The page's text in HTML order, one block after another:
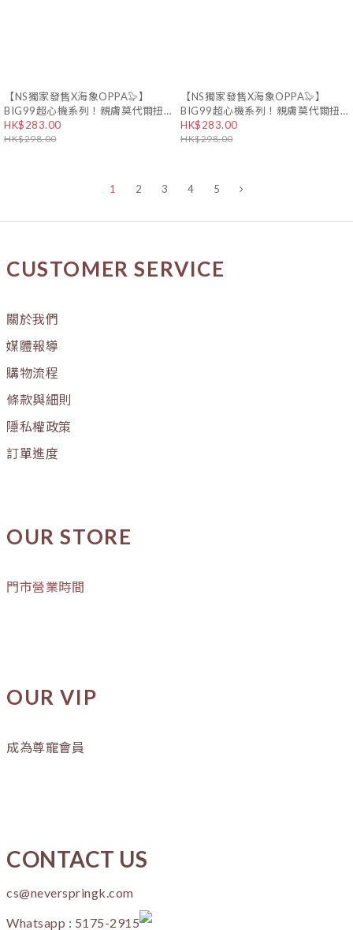
【NS獨家發售X海象OPPA🦭】
BIG99超心機系列！親膚莫代爾扭
扭薯條木耳袖上衣 (淡粉紅)
HK$283.00
HK$298.00
【NS獨家發售X海象OPPA🦭】
BIG99超心機系列！親膚莫代爾扭
扭薯條木耳袖上衣 (氣質白)
HK$283.00
HK$298.00
1 2 3 4 5
CUSTOMER SERVICE
關於我們
媒體報導
購物流程
條款與細則
隱私權政策
訂單進度
OUR STORE
門市營業時間
OUR VIP
成為尊寵會員
CONTACT US
cs@neverspringk.com
Whatsapp : 5175-2915